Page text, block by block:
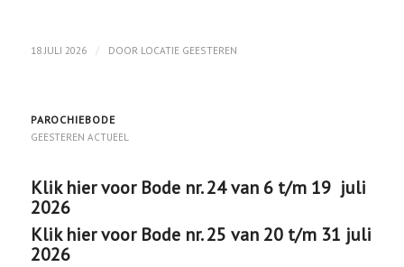
18 JULI 2026 / DOOR LOCATIE GEESTEREN
PAROCHIEBODE
GEESTEREN ACTUEEL
Klik hier voor Bode nr. 24 van 6 t/m 19 juli
2026
Klik hier voor Bode nr. 25 van 20 t/m 31 juli
2026